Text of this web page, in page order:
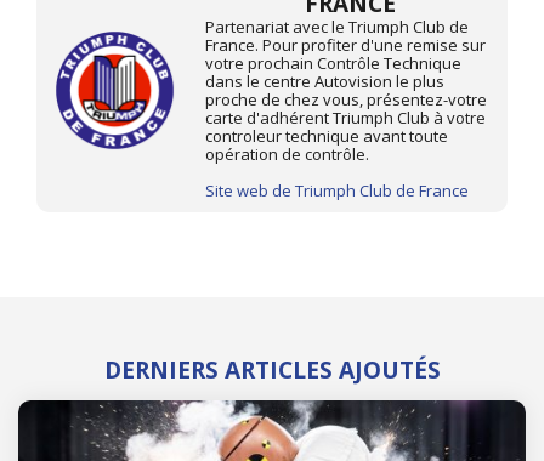
Partenariat avec le Triumph Club de
France. Pour profiter d'une remise sur
votre prochain Contrôle Technique
dans le centre Autovision le plus
proche de chez vous, présentez-votre
carte d'adhérent Triumph Club à votre
controleur technique avant toute
opération de contrôle.
Site web de Triumph Club de France
DERNIERS ARTICLES AJOUTÉS